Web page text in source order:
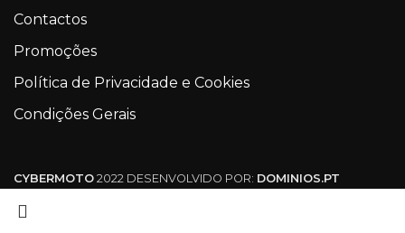
Contactos
Promoções
Política de Privacidade e Cookies
Condições Gerais
CYBERMOTO 2022 DESENVOLVIDO POR: DOMINIOS.PT